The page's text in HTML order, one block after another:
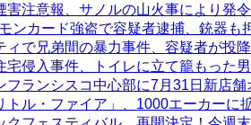
害注意報、サノルの山火事により発令
ンカード強盗で容疑者逮捕、銃器も
ィで兄弟間の暴力事件、容疑者が投降
宅侵入事件、トイレに立て籠もった
フランシスコ中心部に7月31日新店舗
トル・ファイア」、1000エーカーに